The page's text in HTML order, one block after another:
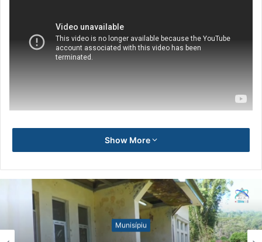
Show More
Munisípiu